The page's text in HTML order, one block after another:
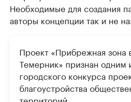
Необходимые для создания
авторы концепции так и не
Проект «Прибрежная зона
Темерник» признан одним
городского конкурса
благоустройства